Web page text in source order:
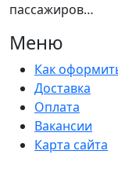
пассажиров…
Меню
Как
Доставка
Оплата
Вакансии
Карта сайта